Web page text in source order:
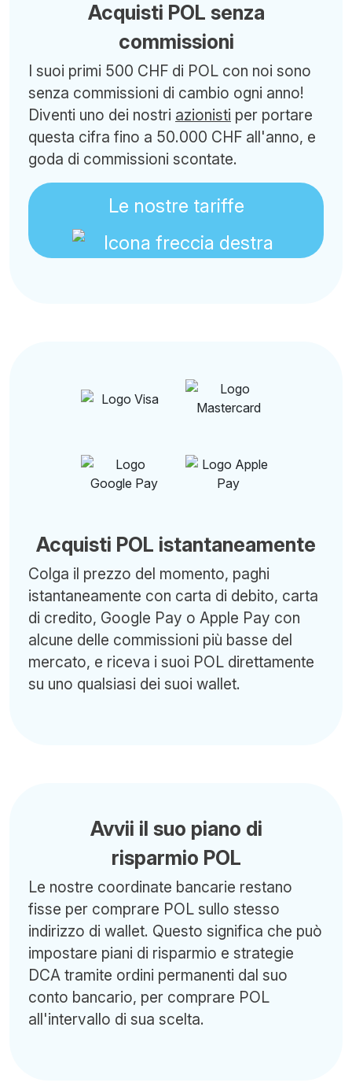
Acquisti POL senza
commissioni
I suoi primi 500 CHF di POL con noi sono
senza commissioni di cambio ogni anno!
Diventi uno dei nostri azionisti per portare
questa cifra fino a 50.000 CHF all'anno, e
goda di commissioni scontate.
Le nostre tariffe
Acquisti POL istantaneamente
Colga il prezzo del momento, paghi
istantaneamente con carta di debito, carta
di credito, Google Pay o Apple Pay con
alcune delle commissioni più basse del
mercato, e riceva i suoi POL direttamente
su uno qualsiasi dei suoi wallet.
Avvii il suo piano di
risparmio POL
Le nostre coordinate bancarie restano
fisse per comprare POL sullo stesso
indirizzo di wallet. Questo significa che può
impostare piani di risparmio e strategie
DCA tramite ordini permanenti dal suo
conto bancario, per comprare POL
all'intervallo di sua scelta.